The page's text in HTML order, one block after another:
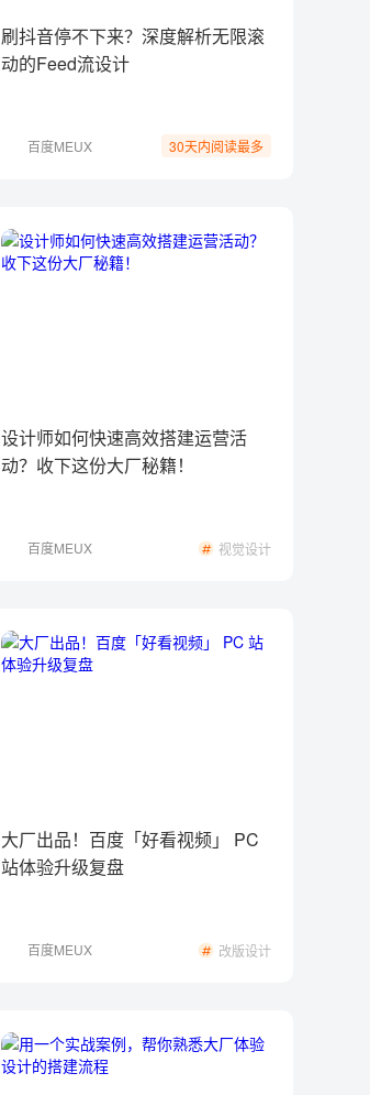
刷抖音停不下来？深度解析无限滚
动的Feed流设计
百度MEUX 30天内阅读最多
设计师如何快速高效搭建运营活
动？收下这份大厂秘籍！
百度MEUX 视觉设计
大厂出品！百度「好看视频」 PC
站体验升级复盘
百度MEUX 改版设计